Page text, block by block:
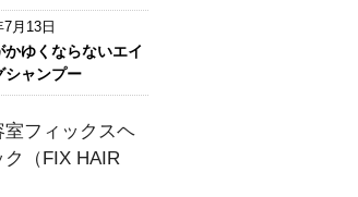
月13日
かゆくならないエイ
シャンプー
室フィックスヘ
（FIX HAIR